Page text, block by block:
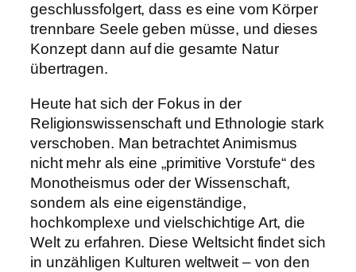
geschlussfolgert, dass es eine vom Körper
trennbare Seele geben müsse, und dieses
Konzept dann auf die gesamte Natur
übertragen.
Heute hat sich der Fokus in der
Religionswissenschaft und Ethnologie stark
verschoben. Man betrachtet Animismus
nicht mehr als eine „primitive Vorstufe“ des
Monotheismus oder der Wissenschaft,
sondern als eine eigenständige,
hochkomplexe und vielschichtige Art, die
Welt zu erfahren. Diese Weltsicht findet sich
in unzähligen Kulturen weltweit – von den